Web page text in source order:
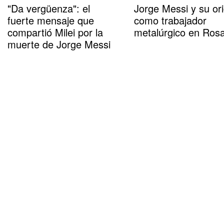
"Da vergüenza": el
fuerte mensaje que
compartió Milei por la
muerte de Jorge Messi
Jorge Messi y su
como trabajador
metalúrgico en